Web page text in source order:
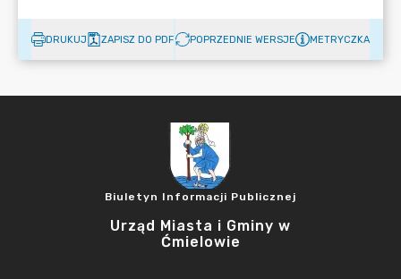
DRUKUJ ZAPISZ DO PDF POPRZEDNIE WERSJE METRYCZKA
Biuletyn Informacji Publicznej
Urząd Miasta i Gminy w
Ćmielowie